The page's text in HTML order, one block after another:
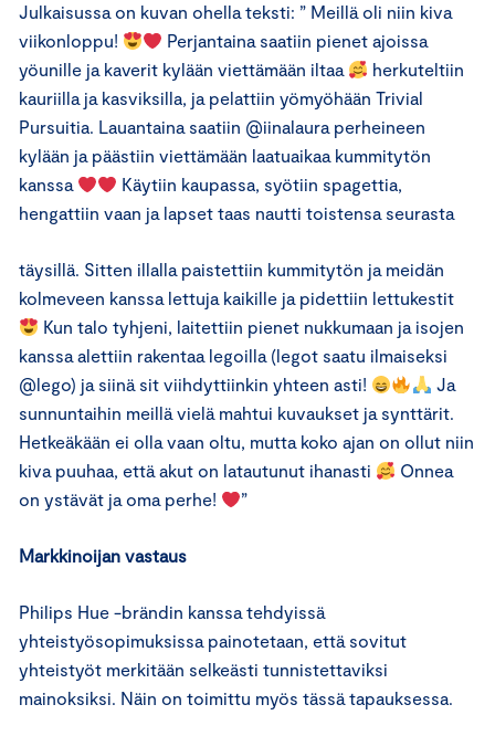
Julkaisussa on kuvan ohella teksti: ” Meillä oli niin kiva
viikonloppu!
Perjantaina saatiin pienet ajoissa
yöunille ja kaverit kylään viettämään iltaa
herkuteltiin
kauriilla ja kasviksilla, ja pelattiin yömyöhään Trivial
Pursuitia. Lauantaina saatiin @iinalaura perheineen
kylään ja päästiin viettämään laatuaikaa kummitytön
kanssa
Käytiin kaupassa, syötiin spagettia,
hengattiin vaan ja lapset taas nautti toistensa seurasta
täysillä. Sitten illalla paistettiin kummitytön ja meidän
kolmeveen kanssa lettuja kaikille ja pidettiin lettukestit
Kun talo tyhjeni, laitettiin pienet nukkumaan ja isojen
kanssa alettiin rakentaa legoilla (legot saatu ilmaiseksi
@lego) ja siinä sit viihdyttiinkin yhteen asti!
Ja
sunnuntaihin meillä vielä mahtui kuvaukset ja synttärit.
Hetkeäkään ei olla vaan oltu, mutta koko ajan on ollut niin
kiva puuhaa, että akut on latautunut ihanasti
Onnea
on ystävät ja oma perhe!
”
Markkinoijan vastaus
Philips Hue -brändin kanssa tehdyissä
yhteistyösopimuksissa painotetaan, että sovitut
yhteistyöt merkitään selkeästi tunnistettaviksi
mainoksiksi. Näin on toimittu myös tässä tapauksessa.